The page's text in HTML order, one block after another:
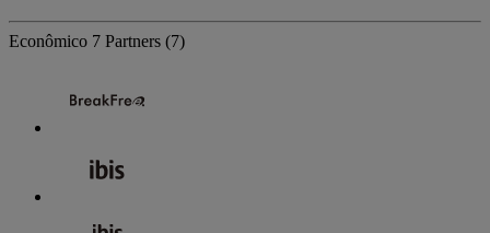
Econômico 7 Partners (7)